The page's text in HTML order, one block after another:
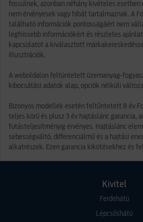
frissülnek, azonban néhány kivételes
nem érvényesek vagy hibát tartalmaznak. A
található információk pontosságáért nem
legfrissebb információkért és részletes
kapcsolatot a kiválasztott
illusztrációk.
A weboldalon feltüntetett üzemanyag-
kibocsátási adatok alap, opciók nélküli
Bizonyos modellek esetén feltűntetett 8 év
teljes körű és plusz 3 év hajtáslánc garancia,
futásteljesítményig érvényes. Hajtáslánc
sebességváltó, differenciálmű és a hajtási
alkatrészek. Ezen garancia kikötésekhez és
Kivitel
Ferdehátú
Lépcsőshátú